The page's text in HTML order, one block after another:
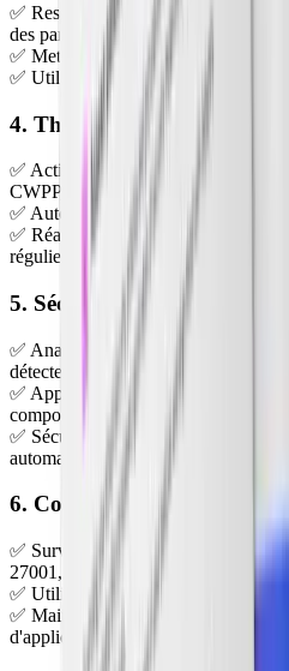
✅ Restreignez les flux entrants/
des pare-feux
✅ Mettez en place des réseaux
✅ Utilisez les principes zero trust
4. Threat detection &
✅ Activez la supervision cloud-
CWPP, un SIEM)
✅ Automatisez la détection
✅ Réalisez des évaluations de
réguliers
5. Sécurité des applications
✅ Analysez les images de
détecter des vulnérabilités
✅ Appliquez une protection runtime
comportementale)
✅ Sécurisez les pipelines CI/CD
automatisés
6. Conformité et gouvernance
✅ Surveillez en continu la
27001, NIST)
✅ Utilisez des scans de sécurité
✅ Maintenez un cadre centralisé de
d'application